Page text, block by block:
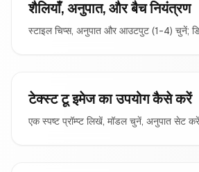
शैलियाँ, अनुपात, और बैच नियंत्रण
स्टाइल चिप्स, अनुपात और आउटपुट (1-4) चुनें;
टेक्स्ट टू इमेज का उपयोग कैसे करें
एक स्पष्ट प्रॉम्प्ट लिखें, मॉडल चुनें, अनुपात सेट